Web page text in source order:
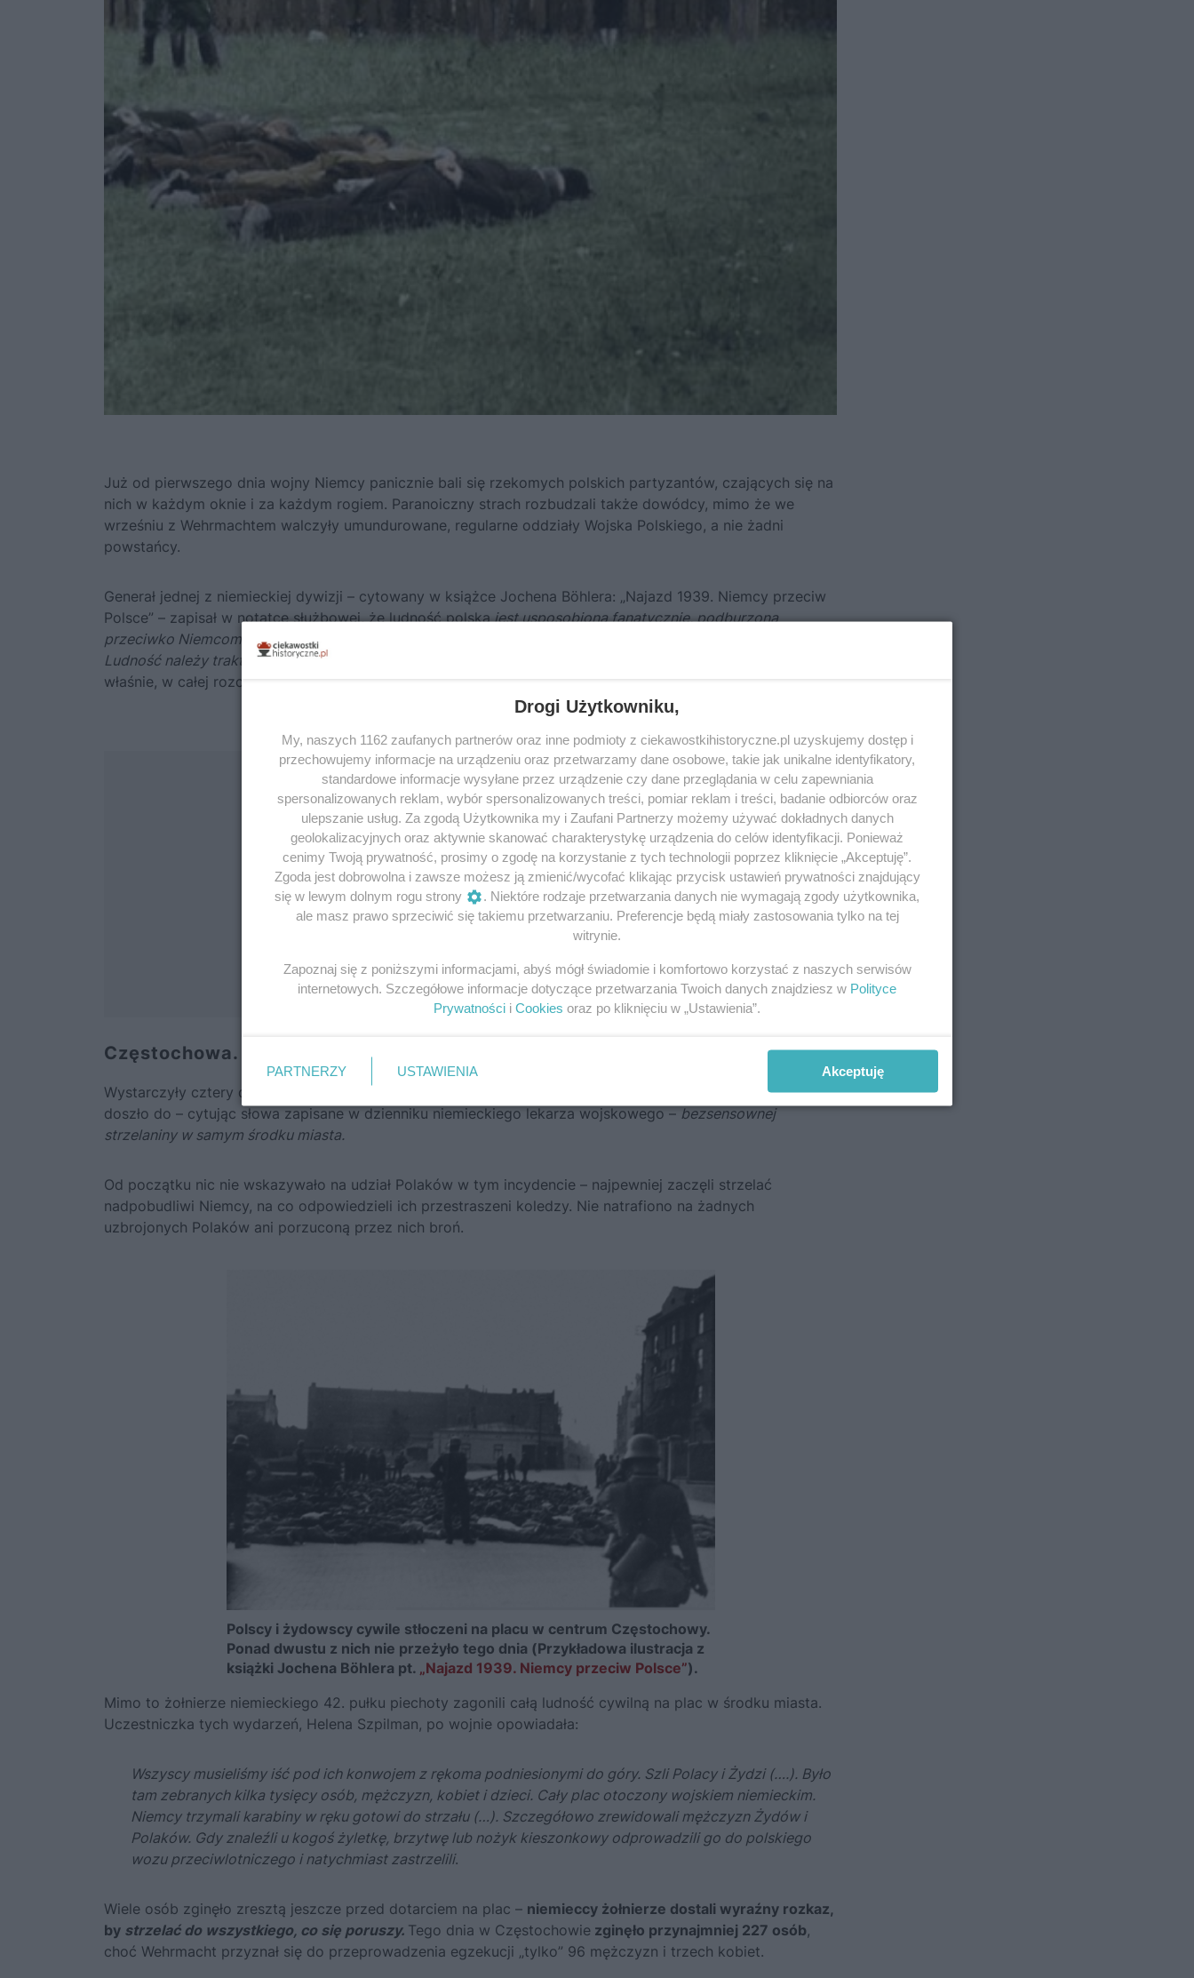
Już od pierwszego dnia wojny Niemcy panicznie bali się rzekomych polskich partyzantów, czających się na
nich w każdym oknie i za każdym rogiem. Paranoiczny strach rozbudzali także dowódcy, mimo że we
wrześniu z Wehrmachtem walczyły umundurowane, regularne oddziały Wojska Polskiego, a nie żadni
powstańcy.
Generał jednej z niemieckiej dywizji – cytowany w książce Jochena Böhlera: „Najazd 1939. Niemcy przeciw
Polsce” – zapisał w notatce służbowej, że ludność polskajest usposobiona fanatycznie, podburzona
przeciwko Niemcom.
Oficer wywiadowczy innego oddziału w tym samym duchu rekomendował żołnierzom:
Ludność należy traktować surowo (…) W razie konieczności należy interweniować z bezwzględnością”.
właśnie, w całej rozciągłości, robili członkowie Wehrmachtu.
Częstochowa. Prewencyjna zbrodnia na „partyzantach”
Wystarczyły cztery dni, by wyobrażenia wzięły górę nad rzeczywistością. 4 września w Częstochowie
doszło do – cytując słowa zapisane w dzienniku niemieckiego lekarza wojskowego – bezsensownej
strzelaniny w samym środku miasta.
Od początku nic nie wskazywało na udział Polaków w tym incydencie – najpewniej zaczęli strzelać
nadpobudliwi Niemcy, na co odpowiedzieli ich przestraszeni koledzy. Nie natrafiono na żadnych
uzbrojonych Polaków ani porzuconą przez nich broń.
Polscy i żydowscy cywile stłoczeni na placu w centrum Częstochowy.
Ponad dwustu z nich nie przeżyło tego dnia (Przykładowa ilustracja z
książki Jochena Böhlera pt. „Najazd 1939. Niemcy przeciw Polsce”).
Mimo to żołnierze niemieckiego 42. pułku piechoty zagonili całą ludność cywilną na plac w środku miasta.
Uczestniczka tych wydarzeń, Helena Szpilman, po wojnie opowiadała:
Wszyscy musieliśmy iść pod ich konwojem z rękoma podniesionymi do góry. Szli Polacy i Żydzi (….). Było
tam zebranych kilka tysięcy osób, mężczyzn, kobiet i dzieci. Cały plac otoczony wojskiem niemieckim.
Niemcy trzymali karabiny w ręku gotowi do strzału (…). Szczegółowo zrewidowali mężczyzn Żydów i
Polaków. Gdy znaleźli u kogoś żyletkę, brzytwę lub nożyk kieszonkowy odprowadzili go do polskiego
wozu przeciwlotniczego i natychmiast zastrzelili.
Wiele osób zginęło zresztą jeszcze przed dotarciem na plac – niemieccy żołnierze dostali wyraźny rozkaz,
by strzelać do wszystkiego, co się poruszy. Tego dnia w Częstochowie zginęło przynajmniej 227 osób,
choć Wehrmacht przyznał się do przeprowadzenia egzekucji „tylko” 96 mężczyzn i trzech kobiet.
Drogi Użytkowniku,
My, naszych 1162 zaufanych partnerów oraz inne podmioty z ciekawostkihistoryczne.pl uzyskujemy dostęp i
przechowujemy informacje na urządzeniu oraz przetwarzamy dane osobowe, takie jak unikalne identyfikatory,
standardowe informacje wysyłane przez urządzenie czy dane przeglądania w celu zapewniania
spersonalizowanych reklam, wybór spersonalizowanych treści, pomiar reklam i treści, badanie odbiorców oraz
ulepszanie usług. Za zgodą Użytkownika my i Zaufani Partnerzy możemy używać dokładnych danych
geolokalizacyjnych oraz aktywnie skanować charakterystykę urządzenia do celów identyfikacji. Ponieważ
cenimy Twoją prywatność, prosimy o zgodę na korzystanie z tych technologii poprzez kliknięcie „Akceptuję”.
Zgoda jest dobrowolna i zawsze możesz ją zmienić/wycofać klikając przycisk ustawień prywatności znajdujący
się w lewym dolnym rogu strony
. Niektóre rodzaje przetwarzania danych nie wymagają zgody użytkownika,
ale masz prawo sprzeciwić się takiemu przetwarzaniu. Preferencje będą miały zastosowania tylko na tej
witrynie.
Zapoznaj się z poniższymi informacjami, abyś mógł świadomie i komfortowo korzystać z naszych serwisów
internetowych. Szczegółowe informacje dotyczące przetwarzania Twoich danych znajdziesz w Polityce
Prywatności i Cookies oraz po kliknięciu w „Ustawienia”.
PARTNERZY USTAWIENIA Akceptuję